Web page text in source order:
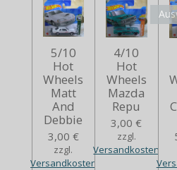
5/10
Hot
Wheels
Matt
And
Debbie
3,00 €
zzgl.
Versandkosten
4/10
Hot
Wheels
Mazda
Repu
3,00 €
zzgl.
Versandkosten